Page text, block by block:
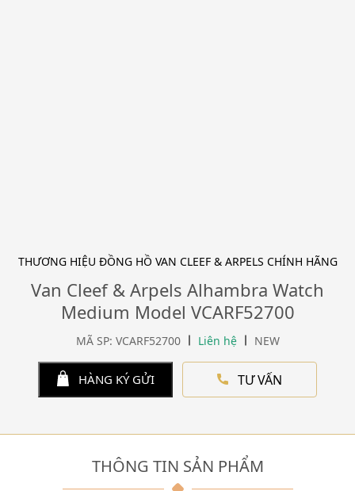
THƯƠNG HIỆU ĐỒNG HỒ VAN CLEEF & ARPELS CHÍNH HÃNG
Van Cleef & Arpels Alhambra Watch
Medium Model VCARF52700
MÃ SP: VCARF52700 Liên hệ NEW
HÀNG KÝ GỬI TƯ VẤN
THÔNG TIN SẢN PHẨM